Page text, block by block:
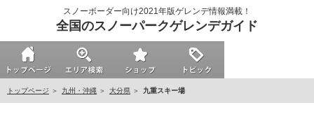
スノーボーダー向け2021年版ゲレンデ情報満載！
全国のスノーパークゲレンデガイド
トップページ 九州・沖縄 大分県 九重スキー場